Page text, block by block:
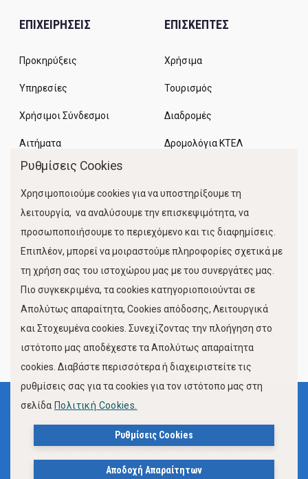
ΕΠΙΧΕΙΡΗΣΕΙΣ
Προκηρύξεις
Υπηρεσίες
Χρήσιμοι Σύνδεσμοι
Αιτήματα
ΕΠΙΣΚΕΠΤΕΣ
Χρήσιμα
Τουρισμός
Διαδρομές
Δρομολόγια ΚΤΕΛ
Κίνηση Λιμένος
FOLLOW US
Όροι Χρήσης
Πολιτική Προστασίας Προσωπικών Δεδομένων
Πολιτική Cookies
Ρυθμίσεις Cookies
Χρησιμοποιούμε cookies για να υποστηρίξουμε τη
λειτουργία, να αναλύσουμε την επισκεψιμότητα, να
προσωποποιήσουμε το περιεχόμενο και τις διαφημίσεις.
Επιπλέον, μπορεί να μοιραστούμε πληροφορίες σχετικά με
τη χρήση σας του ιστοχώρου μας με του συνεργάτες μας.
Πιο συγκεκριμένα, τα cookies κατηγοριοποιούνται σε
Απολύτως απαραίτητα, Cookies απόδοσης, Λειτουργικά
και Στοχευμένα cookies. Συνεχίζοντας την πλοήγηση στο
ιστότοπο μας αποδέχεστε τα Απολύτως απαραίτητα
cookies. Διαβάστε περισσότερα ή διαχειριστείτε τις
ρυθμίσεις σας για τα cookies για τον ιστότοπο μας στη
σελίδα Πολιτική Cookies.
Ρυθμίσεις Cookies
Αποδοχή Απαραίτητων